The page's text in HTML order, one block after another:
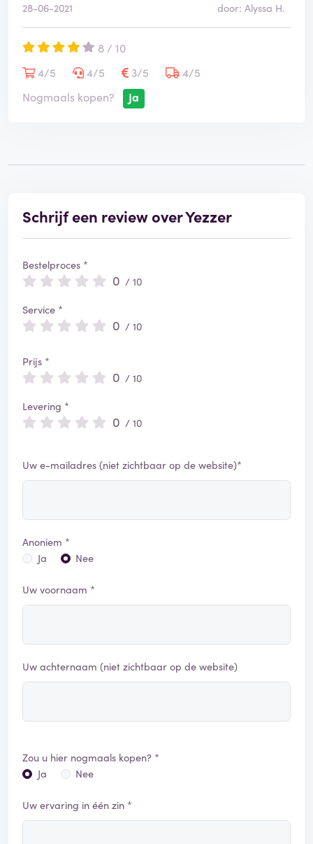
28-06-2021
door: Alyssa H.
8 / 10
4/5
4/5 3/5
4/5
Nogmaals kopen?
Ja
Schrijf een review over Yezzer
Bestelproces *
0 / 10
Service *
0 / 10
Prijs *
0 / 10
Levering *
0 / 10
Uw e-mailadres (niet zichtbaar op de website)*
Anoniem *
Ja
Nee
Uw voornaam *
Uw achternaam (niet zichtbaar op de website)
Zou u hier nogmaals kopen? *
Ja
Nee
Uw ervaring in één zin *